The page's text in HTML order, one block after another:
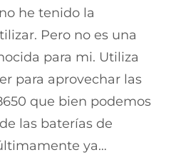
he tenido la
Pero no es una
para mi. Utiliza
para aprovechar las
que bien podemos
las baterías de
ya…